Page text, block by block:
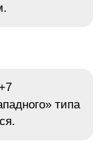
типа